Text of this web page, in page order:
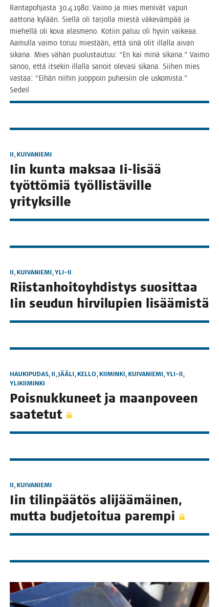
Ran­ta­poh­jas­ta 30.4.1980: Vai­mo ja mies meni­vät vapun
aat­to­na kylään. Siel­lä oli tar­jol­la mies­tä väke­väm­pää ja
mie­hel­lä oli kova alas­me­no. Kotiin paluu oli hyvin vai­ke­aa.
Aamul­la vai­mo toruu mies­tään, että sinä olit illal­la aivan
sika­na. Mies vähän puo­lus­tau­tuu: “En kai minä sika­na.” Vai­mo
sanoo, että itse­kin illal­la sanoit ole­va­si sika­na. Sii­hen mies
vas­taa: “Eihän nii­hin juop­poin puhei­siin ole usko­mis­ta.”
Sedeil
II, KUIVANIEMI
Iin kun­ta mak­saa Ii-lisää
työt­tö­miä työl­lis­tä­vil­le
yrityksille
II, KUIVANIEMI, YLI-II
Riis­tan­hoi­to­yh­dis­tys suo­sit­taa
Iin seu­dun hir­vi­lu­pien lisäämistä
HAUKIPUDAS, II, JÄÄLI, KELLO, KIIMINKI, KUIVANIEMI, YLI-II,
YLIKIIMINKI
Pois­nuk­ku­neet ja maan­po­veen
saatetut
II, KUIVANIEMI
Iin tilin­pää­tös ali­jää­mäi­nen,
mut­ta bud­je­toi­tua parempi